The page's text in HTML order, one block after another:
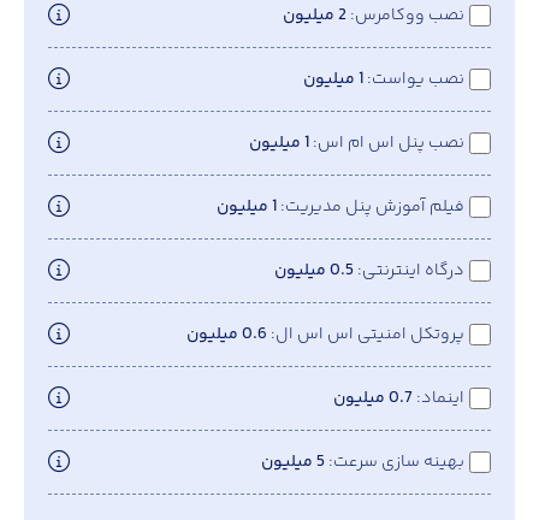
نصب ووکامرس 2 میلیون
نصب یواست 1 میلیون
نصب پنل اس ام اس 1 میلیون
فیلم آموزش پنل مدیریت 1 میلیون
درگاه اینترنتی 0.5 میلیون
پروتکل امنیتی اس اس ال 0.6 میلیون
اینماد 0.7 میلیون
بهینه سازی سرعت 5 میلیون